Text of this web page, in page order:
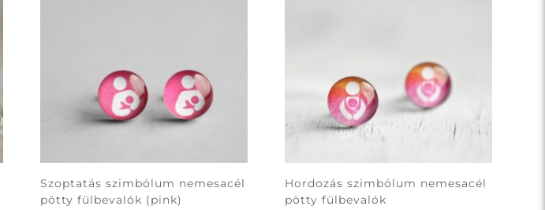
Szoptatás szimbólum nemesacél
pötty fülbevalók (pink)
Hordozás szimbólum nemesacél
pötty fülbevalók